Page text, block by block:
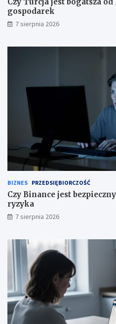
gospodarek
7 sierpnia 2026
BIZNES PRZEDSIĘBIORCZOŚĆ
Czy Binance jest
ryzyka
7 sierpnia 2026